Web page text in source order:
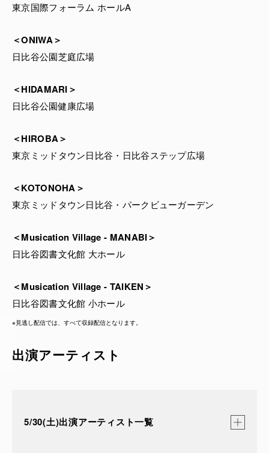
東京国際フォーラム ホールA
＜ONIWA＞
⽇⽐⾕公園芝庭広場
＜HIDAMARI＞
日比谷公園健康広場
＜HIROBA＞
東京ミッドタウン日比谷・日比谷ステップ広場
＜KOTONOHA＞
東京ミッドタウン日比谷・パークビューガーデン
＜Musication Village - MANABI＞
日比谷図書文化館 大ホール
＜Musication Village - TAIKEN＞
日比谷図書文化館 小ホール
※見逃し配信では、すべて収録配信となります。
出演アーティスト
5/30(土)出演アーティスト一覧